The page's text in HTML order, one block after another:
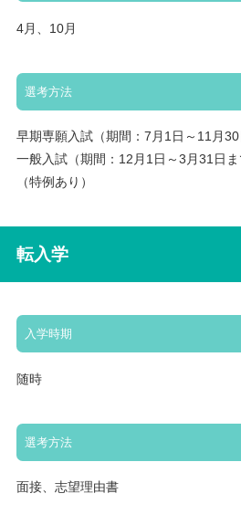
4月、10月
選考方法
早期専願入試（期間：7月1日～11月
一般入試（期間：12月1日～3月31日
（特例あり）
転入学
入学時期
随時
選考方法
面接、志望理由書